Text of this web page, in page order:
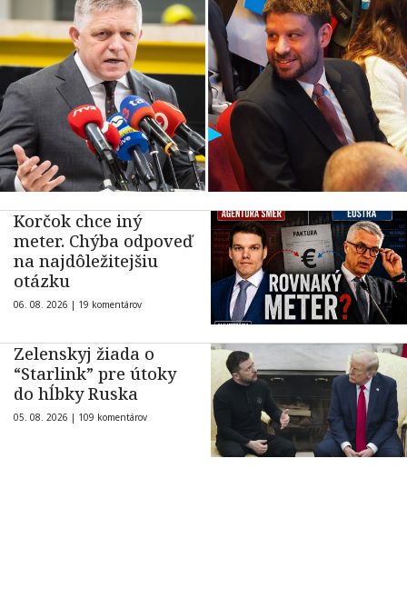
Korčok chce iný
meter. Chýba odpoveď
na najdôležitejšiu
otázku
06. 08. 2026 | 19 komentárov
Zelenskyj žiada o
“Starlink” pre útoky
do hĺbky Ruska
05. 08. 2026 | 109 komentárov